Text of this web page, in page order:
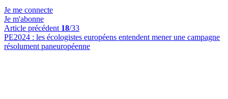
Je me connecte
Je m'abonne
Article précédent 18/33
PE2024 : les écologistes européens entendent mener une campagne
résolument paneuropéenne